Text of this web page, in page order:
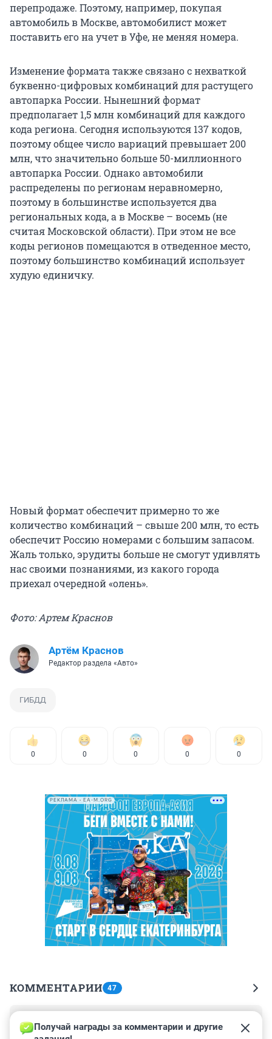
перепродаже. Поэтому, например, покупая
автомобиль в Москве, автомобилист может
поставить его на учет в Уфе, не меняя номера.
Изменение формата также связано с нехваткой
буквенно-цифровых комбинаций для растущего
автопарка России. Нынешний формат
предполагает 1,5 млн комбинаций для каждого
кода региона. Сегодня используются 137 кодов,
поэтому общее число вариаций превышает 200
млн, что значительно больше 50-миллионного
автопарка России. Однако автомобили
распределены по регионам неравномерно,
поэтому в большинстве используется два
региональных кода, а в Москве – восемь (не
считая Московской области). При этом не все
коды регионов помещаются в отведенное место,
поэтому большинство комбинаций использует
худую единичку.
Новый формат обеспечит примерно то же
количество комбинаций – свыше 200 млн, то есть
обеспечит Россию номерами с большим запасом.
Жаль только, эрудиты больше не смогут удивлять
нас своими познаниями, из какого города
приехал очередной «олень».
Фото: Артем Краснов
Артём Краснов
Редактор раздела «Авто»
ГИБДД
0 0 0 0 0
РЕКЛАМА • EA-M.ORG
КОММЕНТАРИИ 47
17 сентября 2017, 14:07
Получай награды за комментарии и другие